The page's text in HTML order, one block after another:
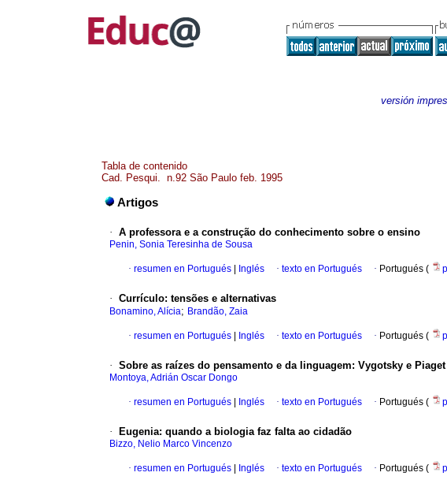
versión
Tabla de contenido
Cad. Pesqui. n.92 São Paulo feb. 1995
Artigos
· A professora e a construção do conhecimento sobre o ensino
Penin, Sonia Teresinha de Sousa
· resumen en Portugués Inglés · texto en Portugués · Portugués (
· Currículo: tensões e alternativas
Bonamino, Alícia; Brandão, Zaia
· resumen en Portugués Inglés · texto en Portugués · Portugués (
· Sobre as raízes do pensamento e da linguagem: Vygotsky e Piaget
Montoya, Adrián Oscar Dongo
· resumen en Portugués Inglés · texto en Portugués · Portugués (
· Eugenia: quando a biologia faz falta ao cidadão
Bizzo, Nelio Marco Vincenzo
· resumen en Portugués Inglés · texto en Portugués · Portugués (